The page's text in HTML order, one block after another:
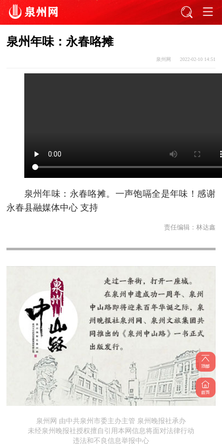
泉州年味：永春咯摊
泉州网 2022-02-10 14:51
泉州年味：永春咯摊。一声饱嗝全是年味！感谢
永春县融媒体中心 支持
责任编辑： 林达鑫
泉州网 由中共泉州市委主办主管 泉州晚报社承办
未经泉州晚报社授权擅自引用本网信息将面对法律行动
违法和不良信息举报中心